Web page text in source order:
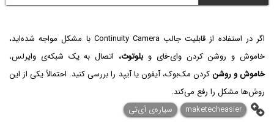
اگر در استفاده از قابلیت جالب Continuity Camera با مشکل مواجه شده‌اید،
خاموش و روشن کردن وای-فای و بلوتوث، اتصال به یک شبکه‌ی وایرلس،
خاموش و روشنکردن مک‌بوک، آیفون یا آیپد را بررسی کنید. احتمالاً یکی از این
روش‌ها مشکل را رفع می‌کند.
maketecheasier
سیاره‌ی ‌آی‌تی